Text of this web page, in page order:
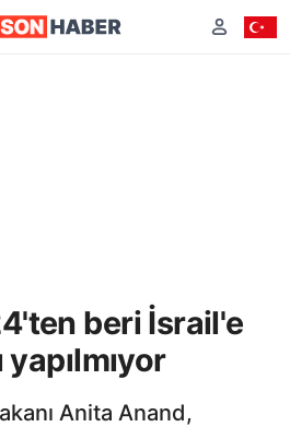
beri İsrail'e
Anita Anand,